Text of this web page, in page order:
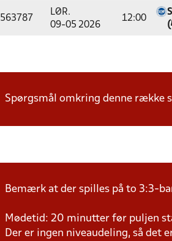
563787
LØR.
09-05 2026
12:00
Spørgsmål omkring denne række
Bemærk at der spilles på to 3:3-
Mødetid: 20 minutter før puljen
Der er ingen niveaudeling, så det